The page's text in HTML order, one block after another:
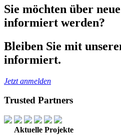
Sie möchten über
informiert werden?
Bleiben Sie mit
informiert.
Jetzt anmelden
Trusted Partners
Aktuelle Projekte